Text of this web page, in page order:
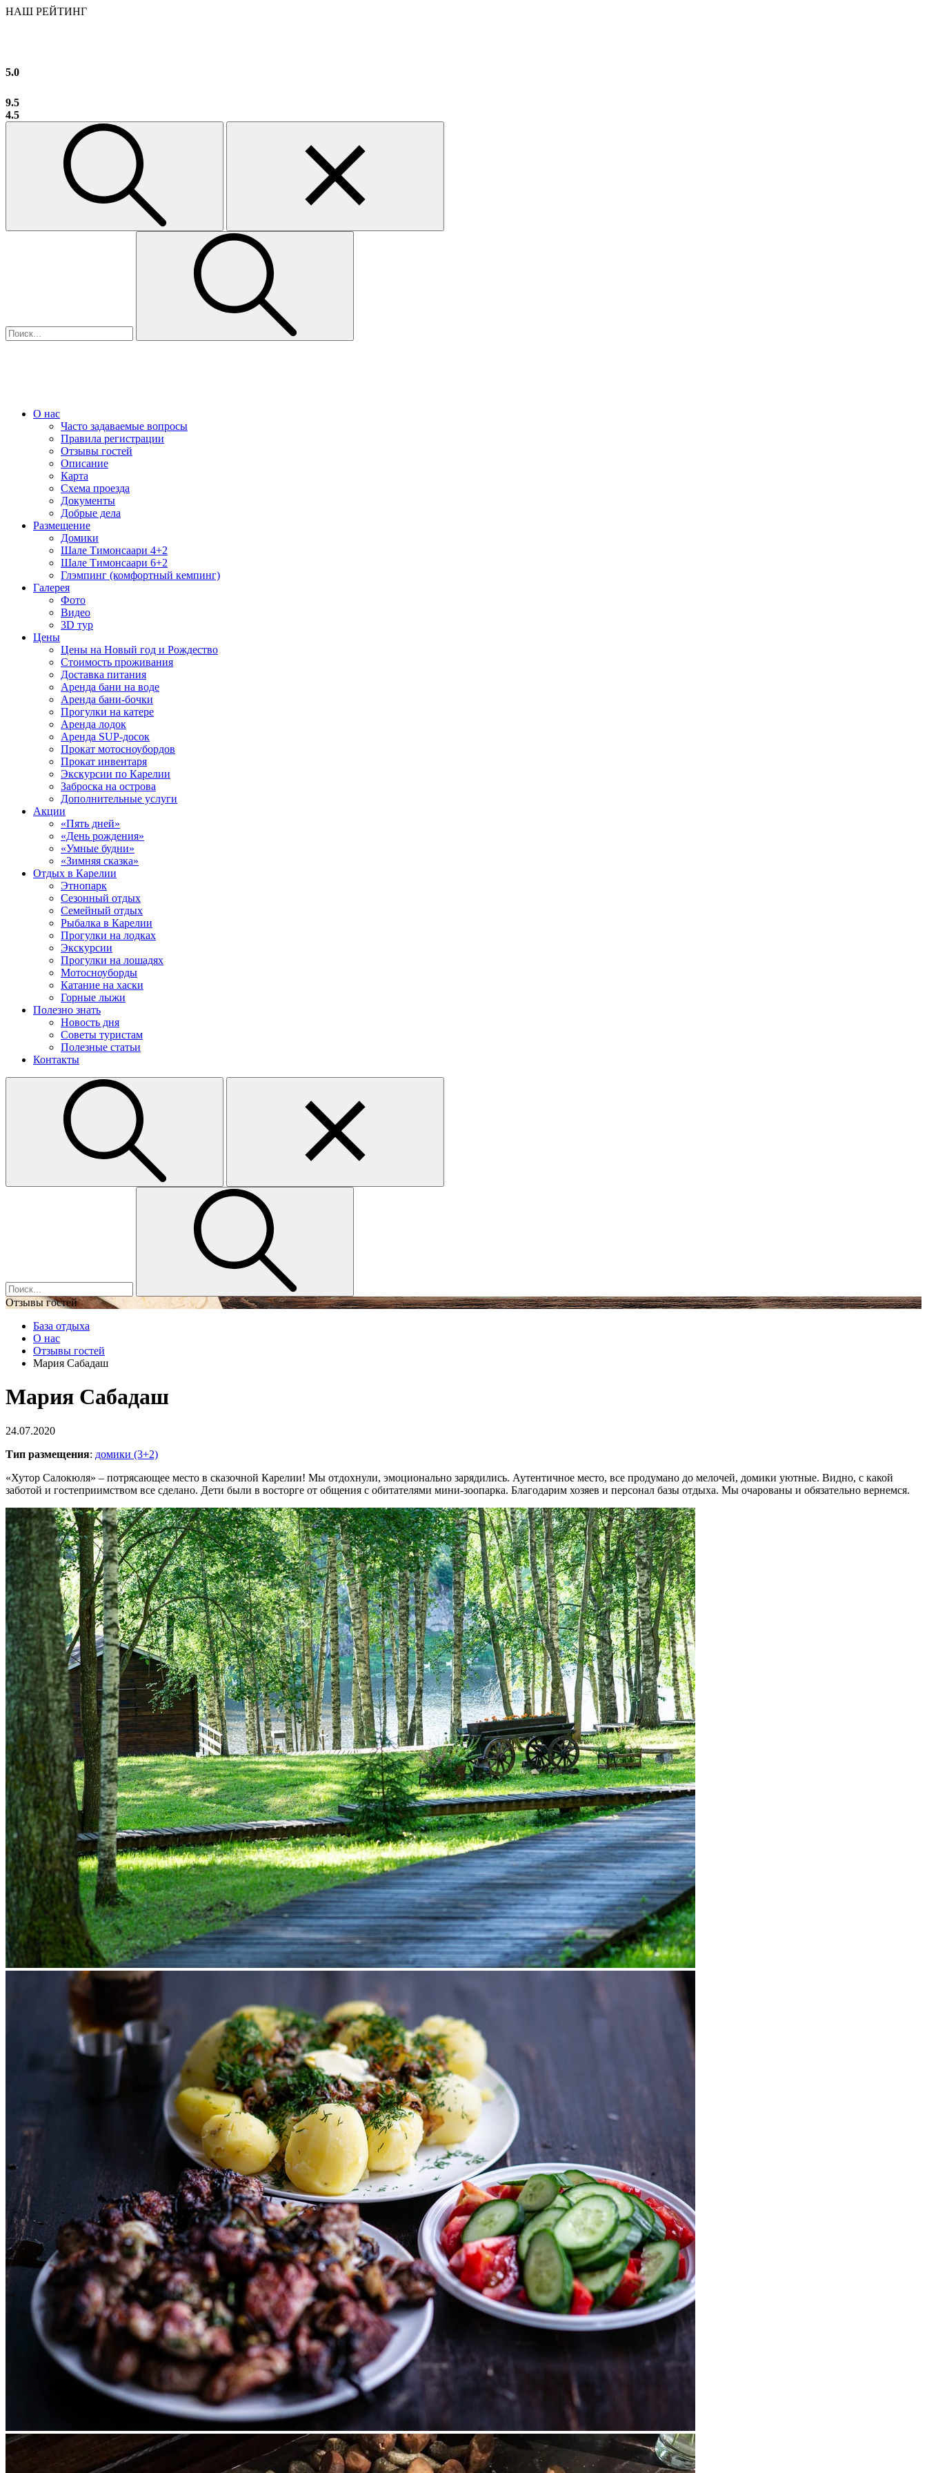
НАШ РЕЙТИНГ
5.0
9.5
4.5
О нас
Часто задаваемые вопросы
Правила регистрации
Отзывы гостей
Описание
Карта
Схема проезда
Документы
Добрые дела
Размещение
Домики
Шале Тимонсаари 4+2
Шале Тимонсаари 6+2
Глэмпинг (комфортный кемпинг)
Галерея
Фото
Видео
3D тур
Цены
Цены на Новый год и Рождество
Стоимость проживания
Доставка питания
Аренда бани на воде
Аренда бани-бочки
Прогулки на катере
Аренда лодок
Аренда SUP-досок
Прокат мотосноубордов
Прокат инвентаря
Экскурсии по Карелии
Заброска на острова
Дополнительные услуги
Акции
«Пять дней»
«День рождения»
«Умные будни»
«Зимняя сказка»
Отдых в Карелии
Этнопарк
Сезонный отдых
Семейный отдых
Рыбалка в Карелии
Прогулки на лодках
Экскурсии
Прогулки на лошадях
Мотосноуборды
Катание на хаски
Горные лыжи
Полезно знать
Новость дня
Советы туристам
Полезные статьи
Контакты
Отзывы гостей
База отдыха
О нас
Отзывы гостей
Мария Сабадаш
Мария Сабадаш
24.07.2020
Тип размещения: домики (3+2)
«Хутор Салокюля» – потрясающее место в сказочной Карелии! Мы отдохнули, эмоционально зарядились. Аутентичное место, все продумано до мелочей, домики уютные. Видно, с какой
заботой и гостеприимством все сделано. Дети были в восторге от общения с обитателями мини-зоопарка. Благодарим хозяев и персонал базы отдыха. Мы очарованы и обязательно вернемся.